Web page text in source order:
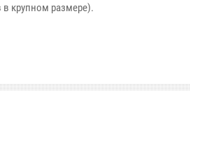
крупном размере).